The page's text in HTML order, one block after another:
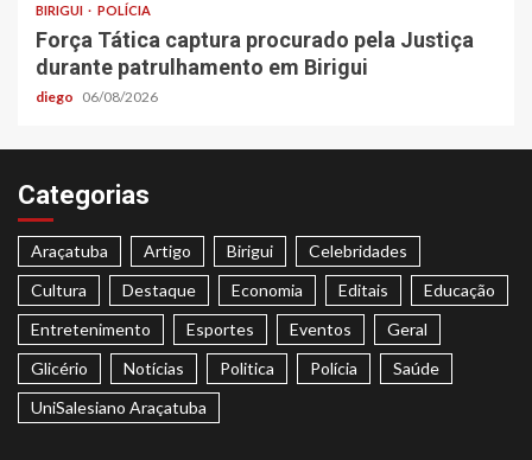
BIRIGUI POLÍCIA
Força Tática captura procurado pela Justiça
durante patrulhamento em Birigui
diego 06/08/2026
Categorias
Araçatuba Artigo Birigui
Celebridades
Cultura
Destaque Economia Editais
Educação
Entretenimento
Esportes Eventos
Geral
Glicério
Notícias Politica Polícia
Saúde
UniSalesiano Araçatuba